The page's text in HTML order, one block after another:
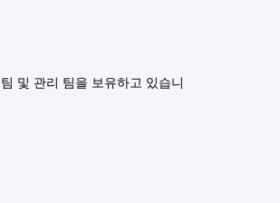
및 관리 팀을 보유하고 있습니